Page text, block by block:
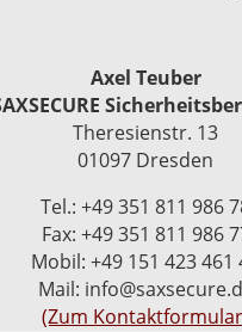
Axel Teuber
Theresienstr. 13
01097 Dresden
Tel.: +49 351 811 986
Fax: +49 351 811 986
Mobil: +49 151 423 461
Mail:
(Zum